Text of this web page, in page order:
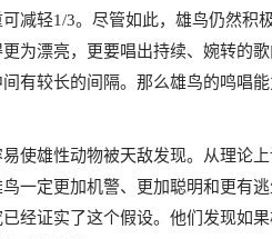
减轻1/3。尽管如此，雄鸟仍然积
为漂亮，更要唱出持续、婉转的
有较长的间隔。那么雄鸟的鸣唱
使雄性动物被天敌发现。从理论
一定更加机警、更加聪明和更有
经证实了这个假设。他们发现如